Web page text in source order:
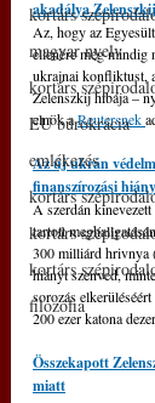
kortárs
magyar nyelv
kortárs
EU bürokrácia
emlékezés
kortárs
kortárs
kortárs
filozófia
akadálya Zelenszkij
Az, hogy az
ellenére még mindig
ukrajnai konfliktust,
Zelenszkij hibája –
elnök a Reutersnek
Az új ukrán
finanszírozási
A szerdán
tartott
300 milliárd hrivnya
hiányt szenved,
sorozás
200 ezer katona
Összekapott
miatt